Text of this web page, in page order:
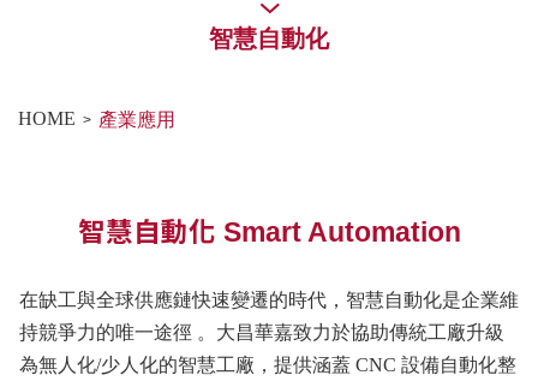
智慧自動化
HOME 產業應用
智慧自動化 Smart Automation
在缺工與全球供應鏈快速變遷的時代，智慧自動化是企業維
持競爭力的唯一途徑 。大昌華嘉致力於協助傳統工廠升級
為無人化/少人化的智慧工廠，提供涵蓋 CNC 設備自動化整
匯款通知